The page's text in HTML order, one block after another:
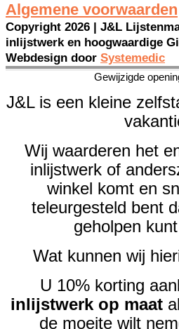
Algemene voorwaarden
Copyright 2026 | J&L
inlijstwerk en hoogwaardige
Webdesign door Systemedic
Gewijzigde
J&L is een kleine
Wij waarderen het
inlijstwerk of
winkel komt en
teleurgesteld bent
geholpen
Wat kunnen wij
U 10% korting
inlijstwerk op maat
de moeite wilt